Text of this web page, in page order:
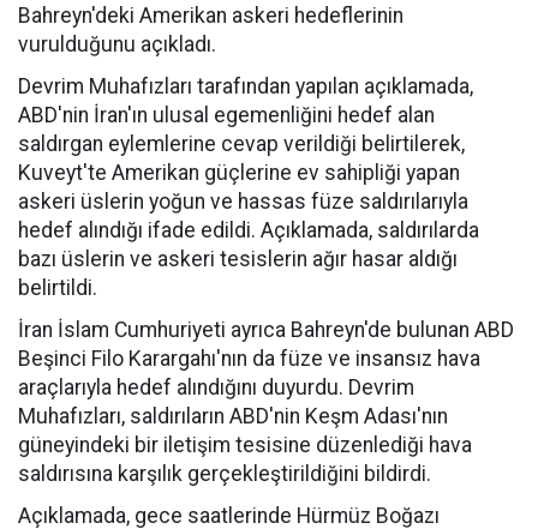
Bahreyn'deki Amerikan askeri hedeflerinin
vurulduğunu açıkladı.
Devrim Muhafızları tarafından yapılan açıklamada,
ABD'nin İran'ın ulusal egemenliğini hedef alan
saldırgan eylemlerine cevap verildiği belirtilerek,
Kuveyt'te Amerikan güçlerine ev sahipliği yapan
askeri üslerin yoğun ve hassas füze saldırılarıyla
hedef alındığı ifade edildi. Açıklamada, saldırılarda
bazı üslerin ve askeri tesislerin ağır hasar aldığı
belirtildi.
İran İslam Cumhuriyeti ayrıca Bahreyn'de bulunan ABD
Beşinci Filo Karargahı'nın da füze ve insansız hava
araçlarıyla hedef alındığını duyurdu. Devrim
Muhafızları, saldırıların ABD'nin Keşm Adası'nın
güneyindeki bir iletişim tesisine düzenlediği hava
saldırısına karşılık gerçekleştirildiğini bildirdi.
Açıklamada, gece saatlerinde Hürmüz Boğazı